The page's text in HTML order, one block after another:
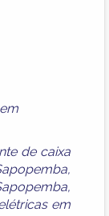
de caixa
,
,
em